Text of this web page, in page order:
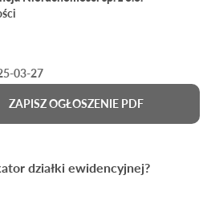
działki ewidencyjnej?
03-27
ZAPISZ OGŁOSZENIE PDF